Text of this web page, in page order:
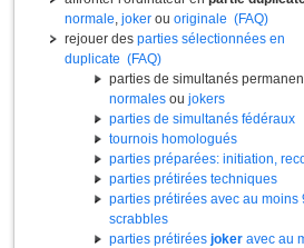
normale, joker ou originale (FAQ)
rejouer des parties sélectionnées en
duplicate (FAQ)
parties de simultanés
normales ou jokers
parties de simultanés fédéraux
tournois homologués
parties préparées: initiation,
parties prétirées techniques
parties prétirées avec au moins
scrabbles
parties prétirées joker avec au